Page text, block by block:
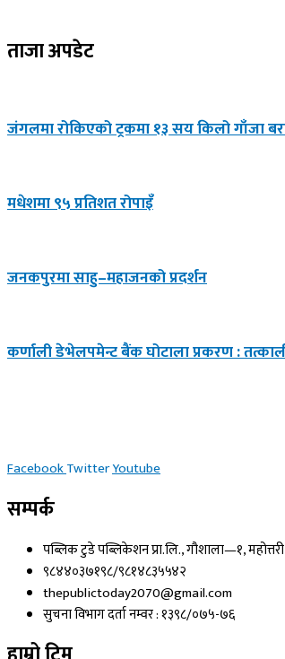
ताजा अपडेट
जंगलमा रोकिएको ट्रकमा १३ सय किलो गाँजा
मधेशमा ९५ प्रतिशत रोपाइँ
जनकपुरमा साहु–महाजनको प्रदर्शन
कर्णाली डेभेलपमेन्ट बैंक घोटाला प्रकरण :
FacebookTwitterYoutube
सम्पर्क
पब्लिक टुडे पब्लिकेशन प्रा.लि., गौशाला—१, महोत्तरी
९८४४०३७१९८/९८१४८३५५४२
thepublictoday2070@gmail.com
सुचना विभाग दर्ता नम्वर : १३९८/०७५-७६